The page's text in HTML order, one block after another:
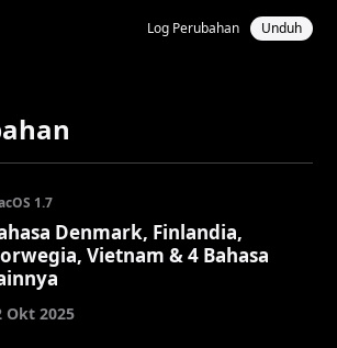
Log Perubahan Unduh
1.7
Denmark, Finlandia,
Vietnam & 4 Bahasa
Okt 2025